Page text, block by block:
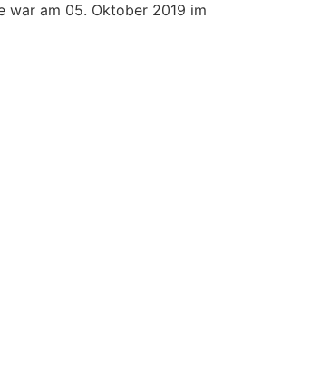
war am 05. Oktober 2019 im